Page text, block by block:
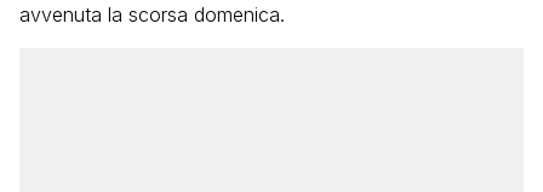
avvenuta la scorsa domenica.